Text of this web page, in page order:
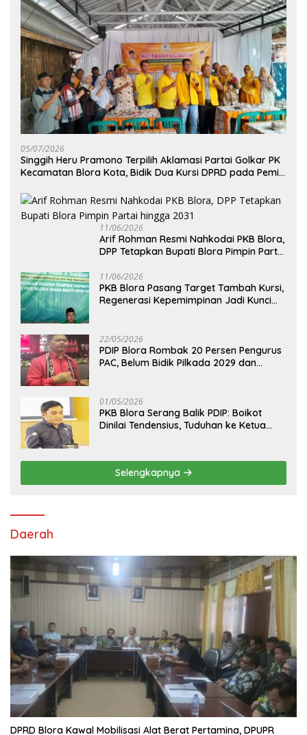
05/07/2026
Singgih Heru Pramono Terpilih Aklamasi Partai Golkar PK
Kecamatan Blora Kota, Bidik Dua Kursi DPRD pada Pemilu
11/06/2026
Arif Rohman Resmi Nahkodai PKB Blora,
DPP Tetapkan Bupati Blora Pimpin Partai
11/06/2026
PKB Blora Pasang Target Tambah Kursi,
Regenerasi Kepemimpinan Jadi Kunci
22/05/2026
PDIP Blora Rombak 20 Persen Pengurus
PAC, Belum Bidik Pilkada 2029 dan
01/05/2026
PKB Blora Serang Balik PDIP: Boikot
Dinilai Tendensius, Tuduhan ke Ketua
Selengkapnya
Daerah
DPRD Blora Kawal Mobilisasi Alat Berat Pertamina, DPUPR